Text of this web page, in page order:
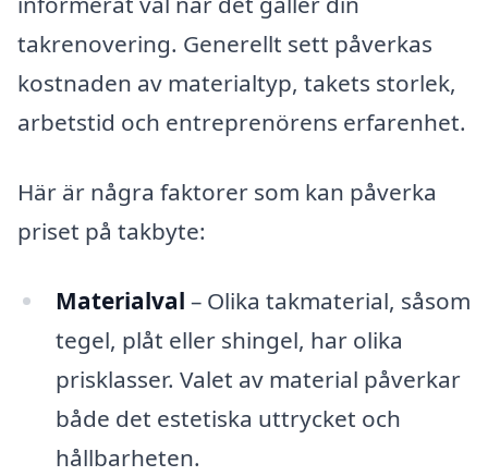
takrenovering. Generellt sett påverkas
kostnaden av materialtyp, takets storlek,
arbetstid och entreprenörens erfarenhet.
Här är några faktorer som kan påverka
priset på takbyte:
Materialval – Olika takmaterial, såsom
tegel, plåt eller shingel, har olika
prisklasser. Valet av material påverkar
både det estetiska uttrycket och
hållbarheten.